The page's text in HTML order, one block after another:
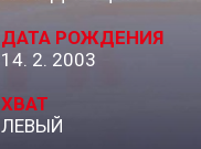
ДАТА РОЖДЕНИЯ
14. 2. 2003
ХВАТ
ЛЕВЫЙ